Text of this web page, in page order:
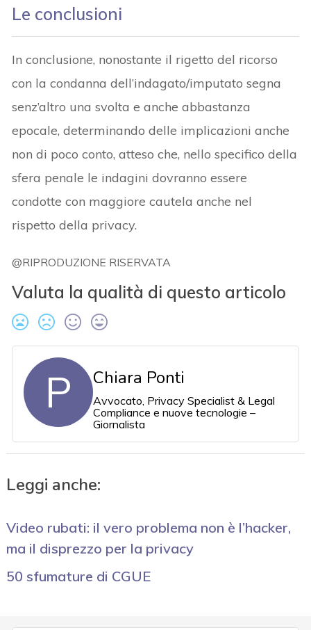
Le conclusioni
In conclusione, nonostante il rigetto del ricorso
con la condanna dell’indagato/imputato segna
senz’altro una svolta e anche abbastanza
epocale, determinando delle implicazioni anche
non di poco conto, atteso che, nello specifico della
sfera penale le indagini dovranno essere
condotte con maggiore cautela anche nel
rispetto della privacy.
@RIPRODUZIONE RISERVATA
Valuta la qualità di questo articolo
P Chiara Ponti
Avvocato, Privacy Specialist & Legal
Compliance e nuove tecnologie –
Giornalista
Leggi anche:
Video rubati: il vero problema non è l’hacker,
ma il disprezzo per la privacy
50 sfumature di CGUE